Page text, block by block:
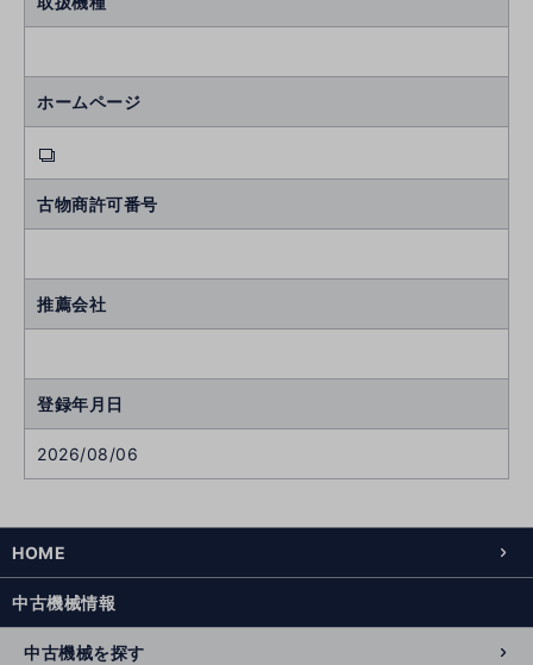
ホームページ
古物商許可番号
推薦会社
登録年月日
2026/08/06
HOME
中古機械情報
中古機械を探す